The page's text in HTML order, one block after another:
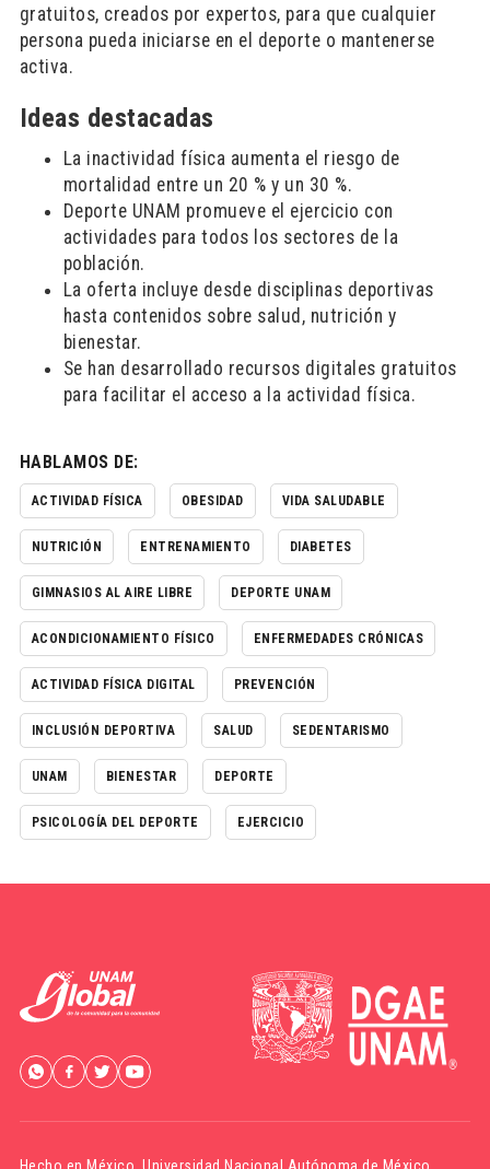
gratuitos, creados por expertos, para que cualquier
persona pueda iniciarse en el deporte o mantenerse
activa.
Ideas destacadas
La inactividad física aumenta el riesgo de
mortalidad entre un 20 % y un 30 %.
Deporte UNAM promueve el ejercicio con
actividades para todos los sectores de la
población.
La oferta incluye desde disciplinas deportivas
hasta contenidos sobre salud, nutrición y
bienestar.
Se han desarrollado recursos digitales gratuitos
para facilitar el acceso a la actividad física.
HABLAMOS DE:
ACTIVIDAD FÍSICA OBESIDAD VIDA SALUDABLE
NUTRICIÓN ENTRENAMIENTO DIABETES
GIMNASIOS AL AIRE LIBRE DEPORTE UNAM
ACONDICIONAMIENTO FÍSICO ENFERMEDADES CRÓNICAS
ACTIVIDAD FÍSICA DIGITAL PREVENCIÓN
INCLUSIÓN DEPORTIVA SALUD SEDENTARISMO
UNAM BIENESTAR DEPORTE
PSICOLOGÍA DEL DEPORTE EJERCICIO
Hecho en México, Universidad Nacional Autónoma de México